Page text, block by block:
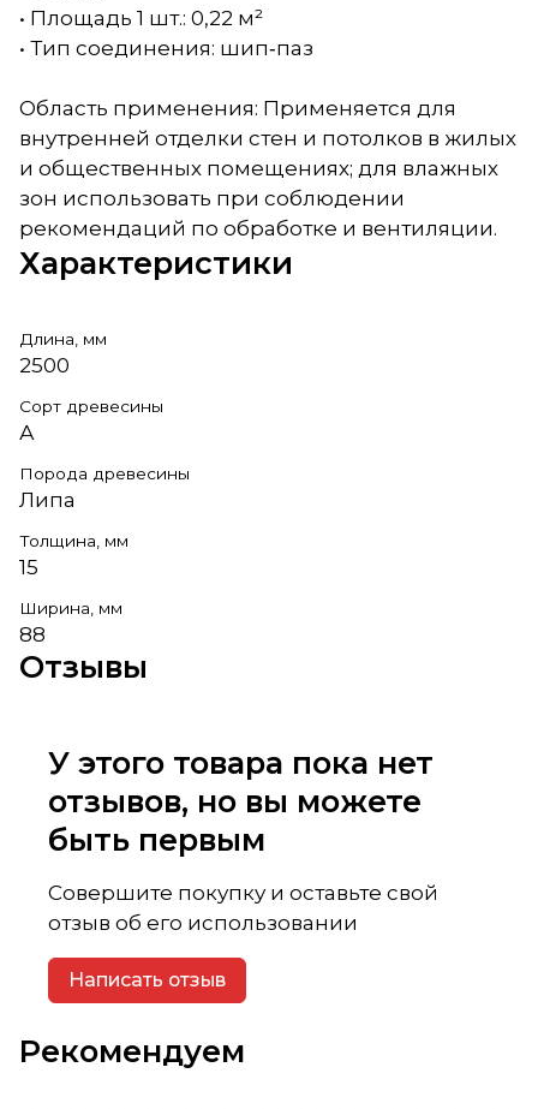
• Площадь 1 шт.: 0,22 м²
• Тип соединения: шип‑паз
Область применения: Применяется для
внутренней отделки стен и потолков в жилых
и общественных помещениях; для влажных
зон использовать при соблюдении
рекомендаций по обработке и вентиляции.
Характеристики
Длина, мм
2500
Сорт древесины
А
Порода древесины
Липа
Толщина, мм
15
Ширина, мм
88
Отзывы
У этого товара пока нет
отзывов, но вы можете
быть первым
Совершите покупку и оставьте свой
отзыв об его использовании
Написать отзыв
Рекомендуем